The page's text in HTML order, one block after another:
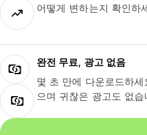
어떻게 변하는지 확인하
완전 무료, 광고 없음
몇 초 만에 다운로드하
으며 귀찮은 광고도 없습